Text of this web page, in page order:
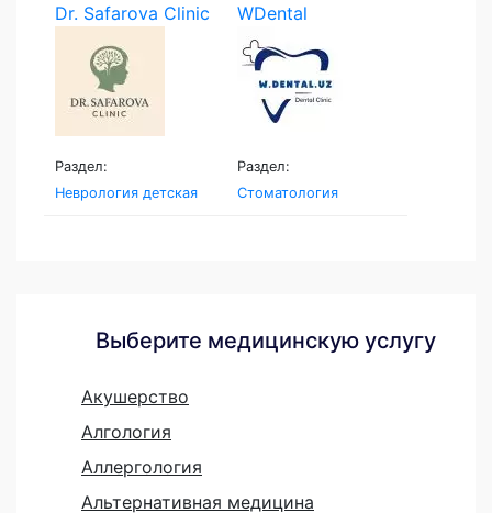
Dr. Safarova Clinic
Раздел:
Неврология детская
WDental
Раздел:
Стоматология
Выберите медицинскую услугу
Акушерство
Алгология
Аллергология
Альтернативная медицина